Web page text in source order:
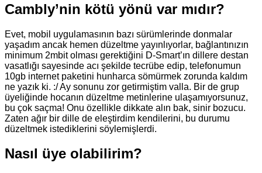
Cambly’nin kötü yönü var mıdır?
Evet, mobil uygulamasının bazı sürümlerinde donmalar
yaşadım ancak hemen düzeltme yayınlıyorlar, bağlantınızın
minimum 2mbit olması gerektiğini D-Smart’ın dillere destan
vasatlığı sayesinde acı şekilde tecrübe edip, telefonumun
10gb internet paketini hunharca sömürmek zorunda kaldım
ne yazık ki. :/ Ay sonunu zor getirmiştim valla. Bir de grup
üyeliğinde hocanın düzeltme metinlerine ulaşamıyorsunuz,
bu çok saçma! Onu özellikle dikkate alın bak, sinir bozucu.
Zaten ağır bir dille de eleştirdim kendilerini, bu durumu
düzeltmek istediklerini söylemişlerdi.
Nasıl üye olabilirim?